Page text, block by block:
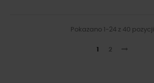
Pokazano 1-24 z 40 pozycji
1 2